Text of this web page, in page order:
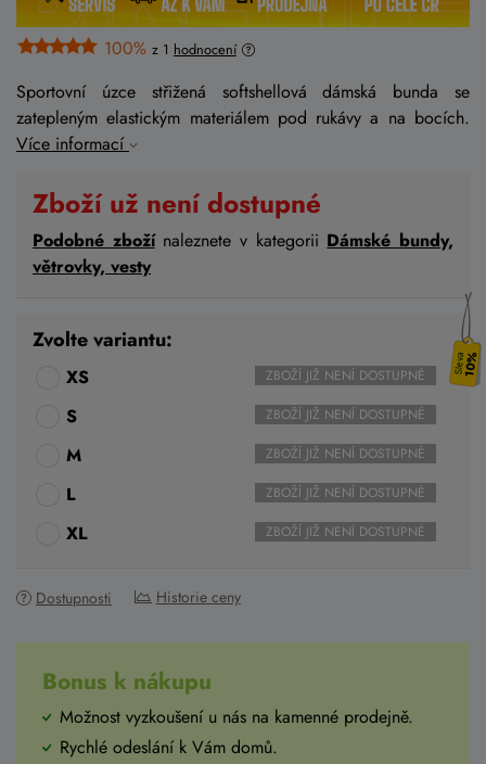
100% z 1 hodnocení
Sportovní úzce střižená softshellová dámská bunda se
zatepleným elastickým materiálem pod rukávy a na bocích.
Více informací
Zboží už není dostupné
Podobné zbožínaleznete v kategorii Dámské bundy,
větrovky, vesty
10%
Zvolte variantu:
XS ZBOŽÍ JIŽ NENÍ DOSTUPNÉ
S ZBOŽÍ JIŽ NENÍ DOSTUPNÉ
M ZBOŽÍ JIŽ NENÍ DOSTUPNÉ
L ZBOŽÍ JIŽ NENÍ DOSTUPNÉ
XL ZBOŽÍ JIŽ NENÍ DOSTUPNÉ
Dostupnosti Historie ceny
Bonus k nákupu
Možnost vyzkoušení u nás na kamenné prodejně.
Rychlé odeslání k Vám domů.